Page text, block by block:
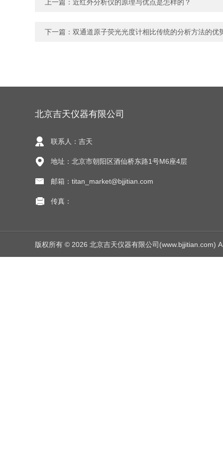
上一篇： 近红外分析仪的原理与优点是怎样的？
下一篇： 双通道原子荧光光度计相比传统的分析方法的优
北京吉天仪器有限公司
联系人：吉天
地址：北京市朝阳区酒仙桥东路1号M6座4层
邮箱：titan_market@bjjitian.com
传真：
版权所有 © 2026 北京吉天仪器有限公司